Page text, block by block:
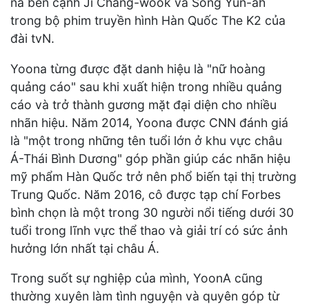
trong bộ phim truyền hình Hàn Quốc The K2 của
đài tvN.
Yoona từng được đặt danh hiệu là "nữ hoàng
quảng cáo" sau khi xuất hiện trong nhiều quảng
cáo và trở thành gương mặt đại diện cho nhiều
nhãn hiệu. Năm 2014, Yoona được CNN đánh giá
là "một trong những tên tuổi lớn ở khu vực châu
Á-Thái Bình Dương" góp phần giúp các nhãn hiệu
mỹ phẩm Hàn Quốc trở nên phổ biến tại thị trường
Trung Quốc. Năm 2016, cô được tạp chí Forbes
bình chọn là một trong 30 người nổi tiếng dưới 30
tuổi trong lĩnh vực thể thao và giải trí có sức ảnh
hưởng lớn nhất tại châu Á.
Trong suốt sự nghiệp của mình, YoonA cũng
thường xuyên làm tình nguyện và quyên góp từ